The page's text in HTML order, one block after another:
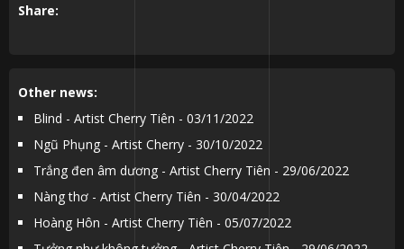
Share:
Other news:
Blind - Artist Cherry Tiên - 03/11/2022
Ngũ Phụng - Artist Cherry - 30/10/2022
Trắng đen âm dương - Artist Cherry Tiên - 29/06/2022
Nàng thơ - Artist Cherry Tiên - 30/04/2022
Hoàng Hôn - Artist Cherry Tiên - 05/07/2022